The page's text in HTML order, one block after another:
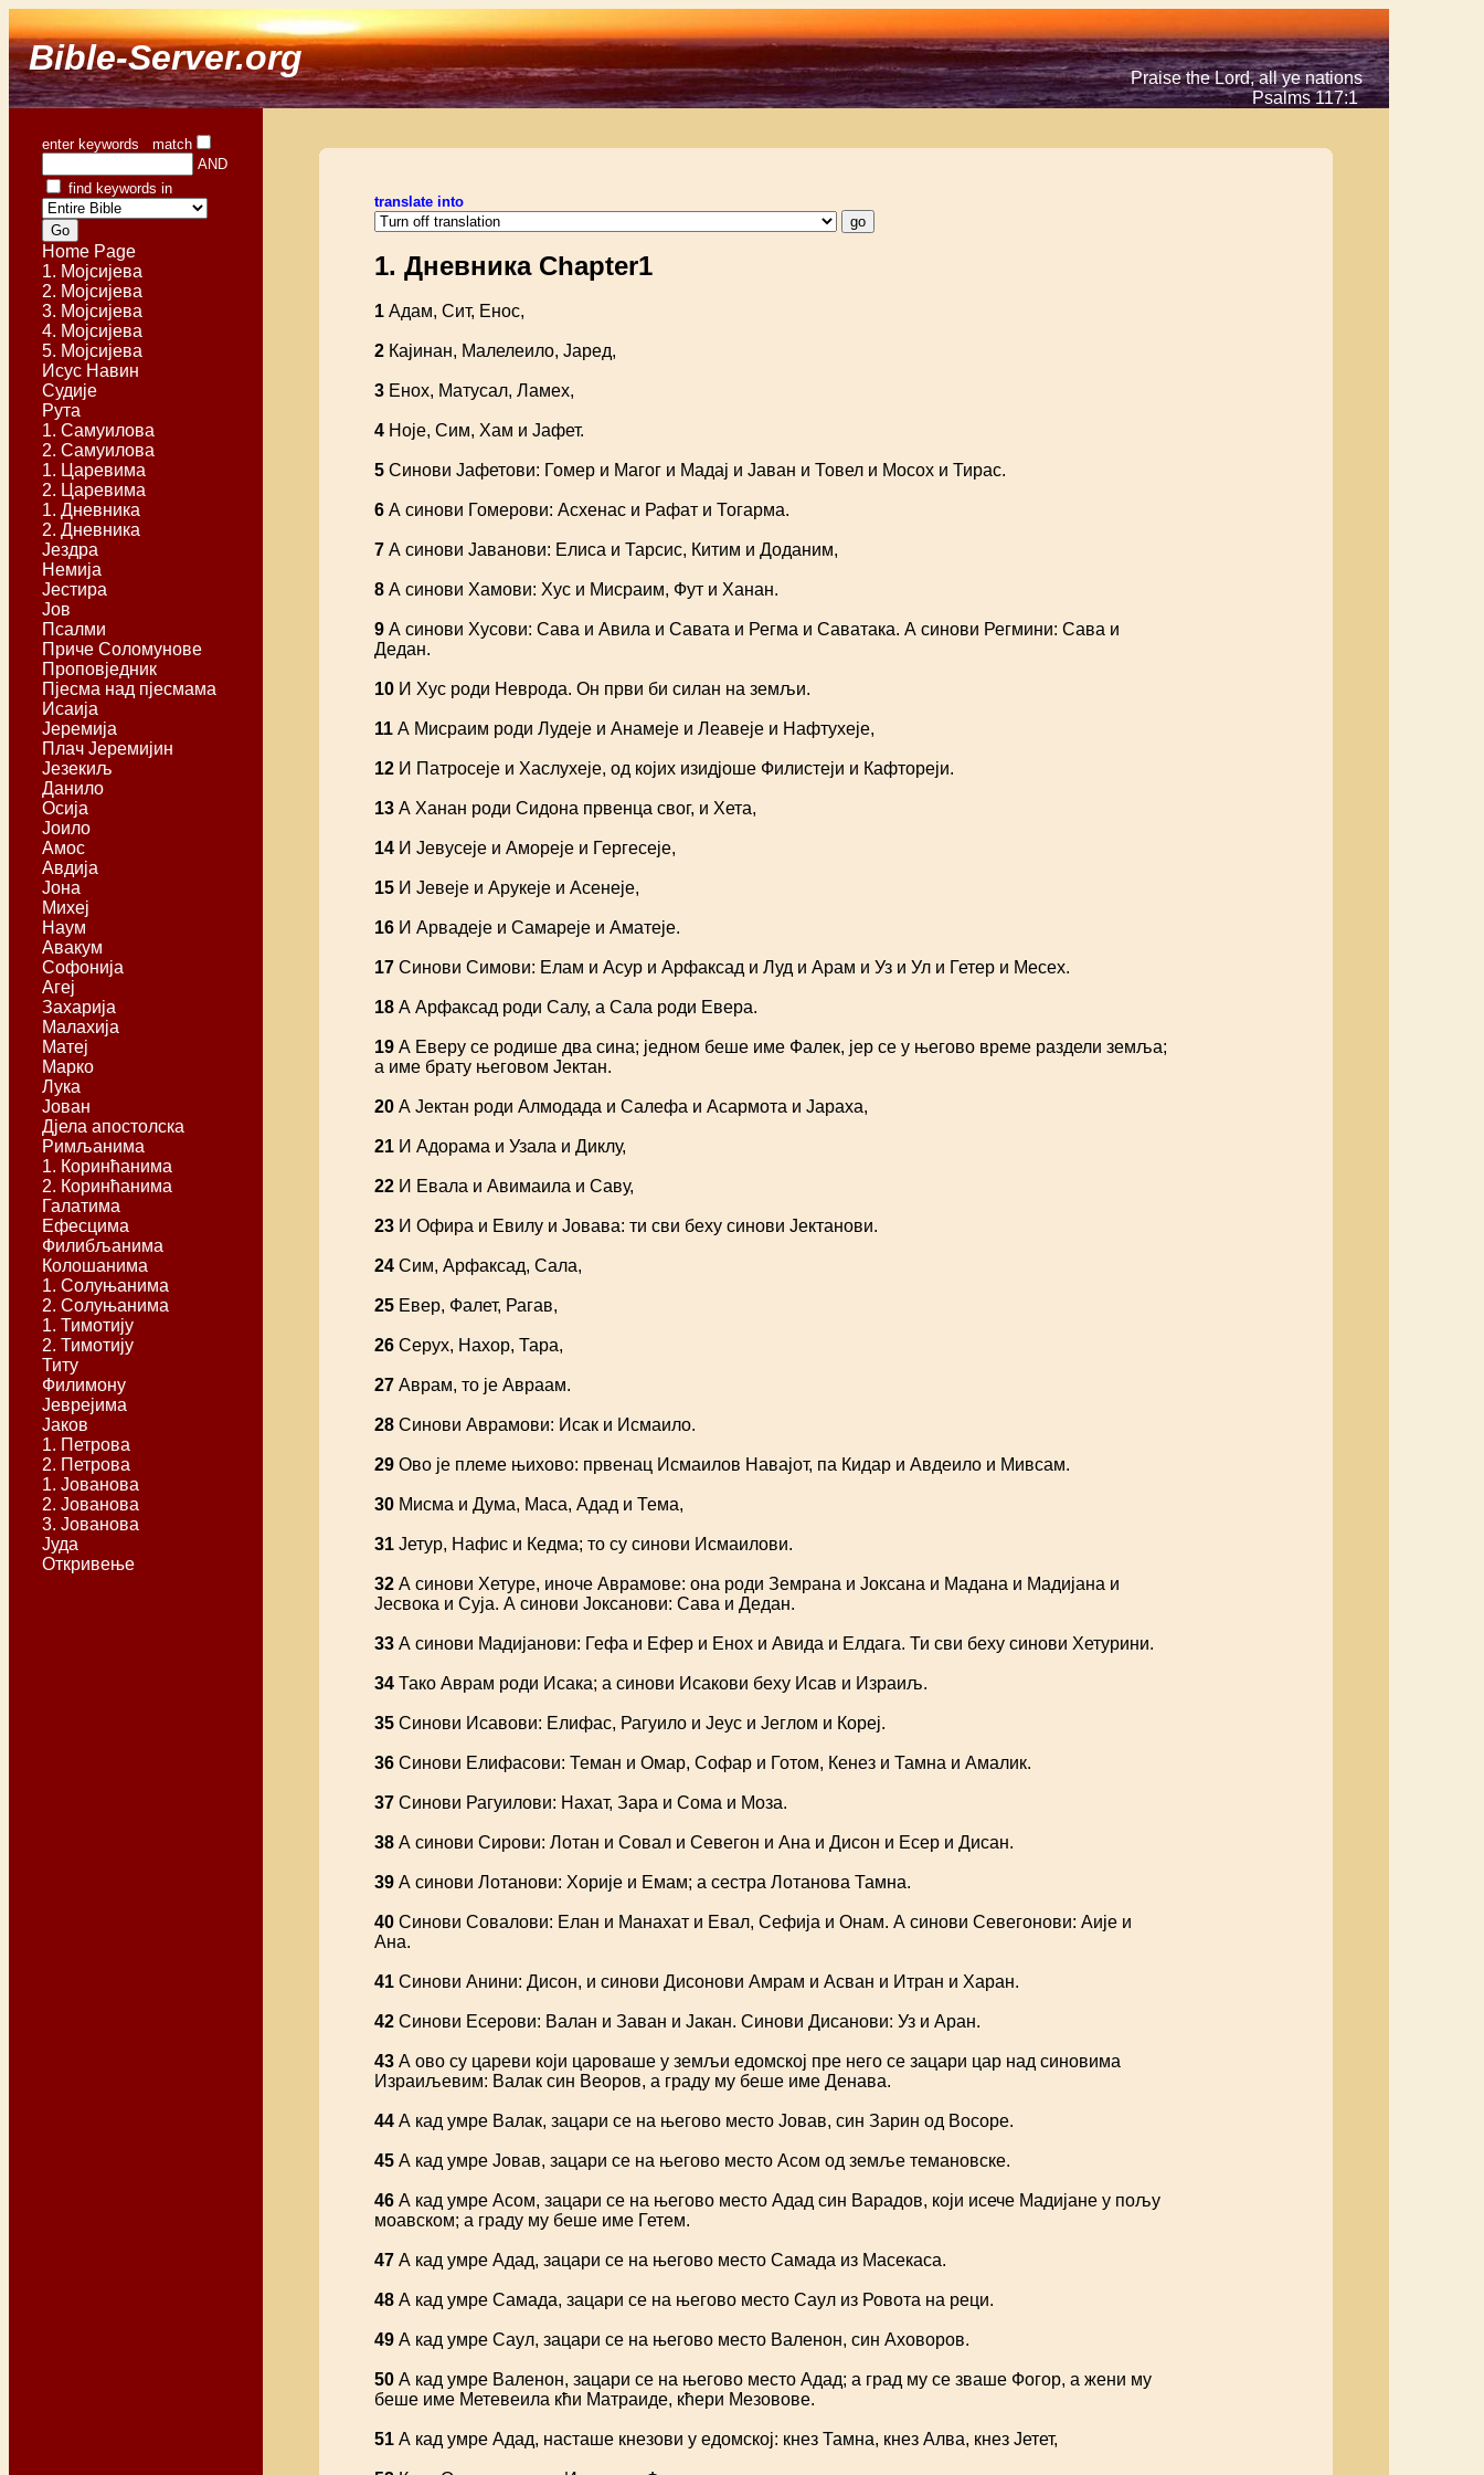
Bible-Server.org
Praise the Lord, all ye nations
Psalms 117:1
enter keywords match
AND
find keywords in
Home Page
1. Мојсијева
2. Мојсијева
3. Мојсијева
4. Мојсијева
5. Мојсијева
Исус Навин
Судије
Рута
1. Самуилова
2. Самуилова
1. Царевима
2. Царевима
1. Дневника
2. Дневника
Јездра
Немија
Јестира
Јов
Псалми
Приче Соломунове
Проповједник
Пјесма над пјесмама
Исаија
Јеремија
Плач Јеремијин
Језекиљ
Данило
Осија
Јоило
Амос
Авдија
Јона
Михеј
Наум
Авакум
Софонија
Агеј
Захарија
Малахија
Матеј
Марко
Лука
Јован
Дјела апостолска
Римљанима
1. Коринћанима
2. Коринћанима
Галатима
Ефесцима
Филибљанима
Колошанима
1. Солуњанима
2. Солуњанима
1. Тимотију
2. Тимотију
Титу
Филимону
Јеврејима
Јаков
1. Петрова
2. Петрова
1. Јованова
2. Јованова
3. Јованова
Јуда
Откривење
translate into
1. Дневника Chapter1
1 Адам, Сит, Енос,
2 Кајинан, Малелеило, Јаред,
3 Енох, Матусал, Ламех,
4 Ноје, Сим, Хам и Јафет.
5 Синови Јафетови: Гомер и Магог и Мадај и Јаван и Товел и Мосох и Тирас.
6 А синови Гомерови: Асхенас и Рафат и Тогарма.
7 А синови Јаванови: Елиса и Тарсис, Китим и Доданим,
8 А синови Хамови: Хус и Мисраим, Фут и Ханан.
9 А синови Хусови: Сава и Авила и Савата и Регма и Саватака. А синови Регмини: Сава и
Дедан.
10 И Хус роди Неврода. Он први би силан на земљи.
11 А Мисраим роди Лудеје и Анамеје и Леавеје и Нафтухеје,
12 И Патросеје и Хаслухеје, од којих изидјоше Филистеји и Кафтореји.
13 А Ханан роди Сидона првенца свог, и Хета,
14 И Јевусеје и Амореје и Гергесеје,
15 И Јевеје и Арукеје и Асенеје,
16 И Арвадеје и Самареје и Аматеје.
17 Синови Симови: Елам и Асур и Арфаксад и Луд и Арам и Уз и Ул и Гетер и Месех.
18 А Арфаксад роди Салу, а Сала роди Евера.
19 А Еверу се родише два сина; једном беше име Фалек, јер се у његово време раздели земља;
а име брату његовом Јектан.
20 А Јектан роди Алмодада и Салефа и Асармота и Јараха,
21 И Адорама и Узала и Диклу,
22 И Евала и Авимаила и Саву,
23 И Офира и Евилу и Јовава: ти сви беху синови Јектанови.
24 Сим, Арфаксад, Сала,
25 Евер, Фалет, Рагав,
26 Серух, Нахор, Тара,
27 Аврам, то је Авраам.
28 Синови Аврамови: Исак и Исмаило.
29 Ово је племе њихово: првенац Исмаилов Навајот, па Кидар и Авдеило и Мивсам.
30 Мисма и Дума, Маса, Адад и Тема,
31 Јетур, Нафис и Кедма; то су синови Исмаилови.
32 А синови Хетуре, иноче Аврамове: она роди Земрана и Јоксана и Мадана и Мадијана и
Јесвока и Суја. А синови Јоксанови: Сава и Дедан.
33 А синови Мадијанови: Гефа и Ефер и Енох и Авида и Елдага. Ти сви беху синови Хетурини.
34 Тако Аврам роди Исака; а синови Исакови беху Исав и Израиљ.
35 Синови Исавови: Елифас, Рагуило и Јеус и Јеглом и Кореј.
36 Синови Елифасови: Теман и Омар, Софар и Готом, Кенез и Тамна и Амалик.
37 Синови Рагуилови: Нахат, Зара и Сома и Моза.
38 А синови Сирови: Лотан и Совал и Севегон и Ана и Дисон и Есер и Дисан.
39 А синови Лотанови: Хорије и Емам; а сестра Лотанова Тамна.
40 Синови Совалови: Елан и Манахат и Евал, Сефија и Онам. А синови Севегонови: Аије и
Ана.
41 Синови Анини: Дисон, и синови Дисонови Амрам и Асван и Итран и Харан.
42 Синови Есерови: Валан и Заван и Јакан. Синови Дисанови: Уз и Аран.
43 А ово су цареви који цароваше у земљи едомској пре него се зацари цар над синовима
Израиљевим: Валак син Веоров, а граду му беше име Денава.
44 А кад умре Валак, зацари се на његово место Јовав, син Зарин од Восоре.
45 А кад умре Јовав, зацари се на његово место Асом од земље темановске.
46 А кад умре Асом, зацари се на његово место Адад син Варадов, који исече Мадијане у пољу
моавском; а граду му беше име Гетем.
47 А кад умре Адад, зацари се на његово место Самада из Масекаса.
48 А кад умре Самада, зацари се на његово место Саул из Ровота на реци.
49 А кад умре Саул, зацари се на његово место Валенон, син Аховоров.
50 А кад умре Валенон, зацари се на његово место Адад; а град му се зваше Фогор, а жени му
беше име Метевеила кћи Матраиде, кћери Мезовове.
51 А кад умре Адад, насташе кнезови у едомској: кнез Тамна, кнез Алва, кнез Јетет,